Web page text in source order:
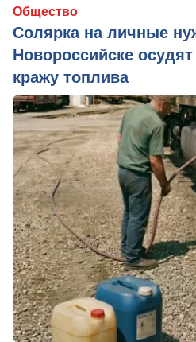
Общество
Солярка на личные
Новороссийске
кражу топлива